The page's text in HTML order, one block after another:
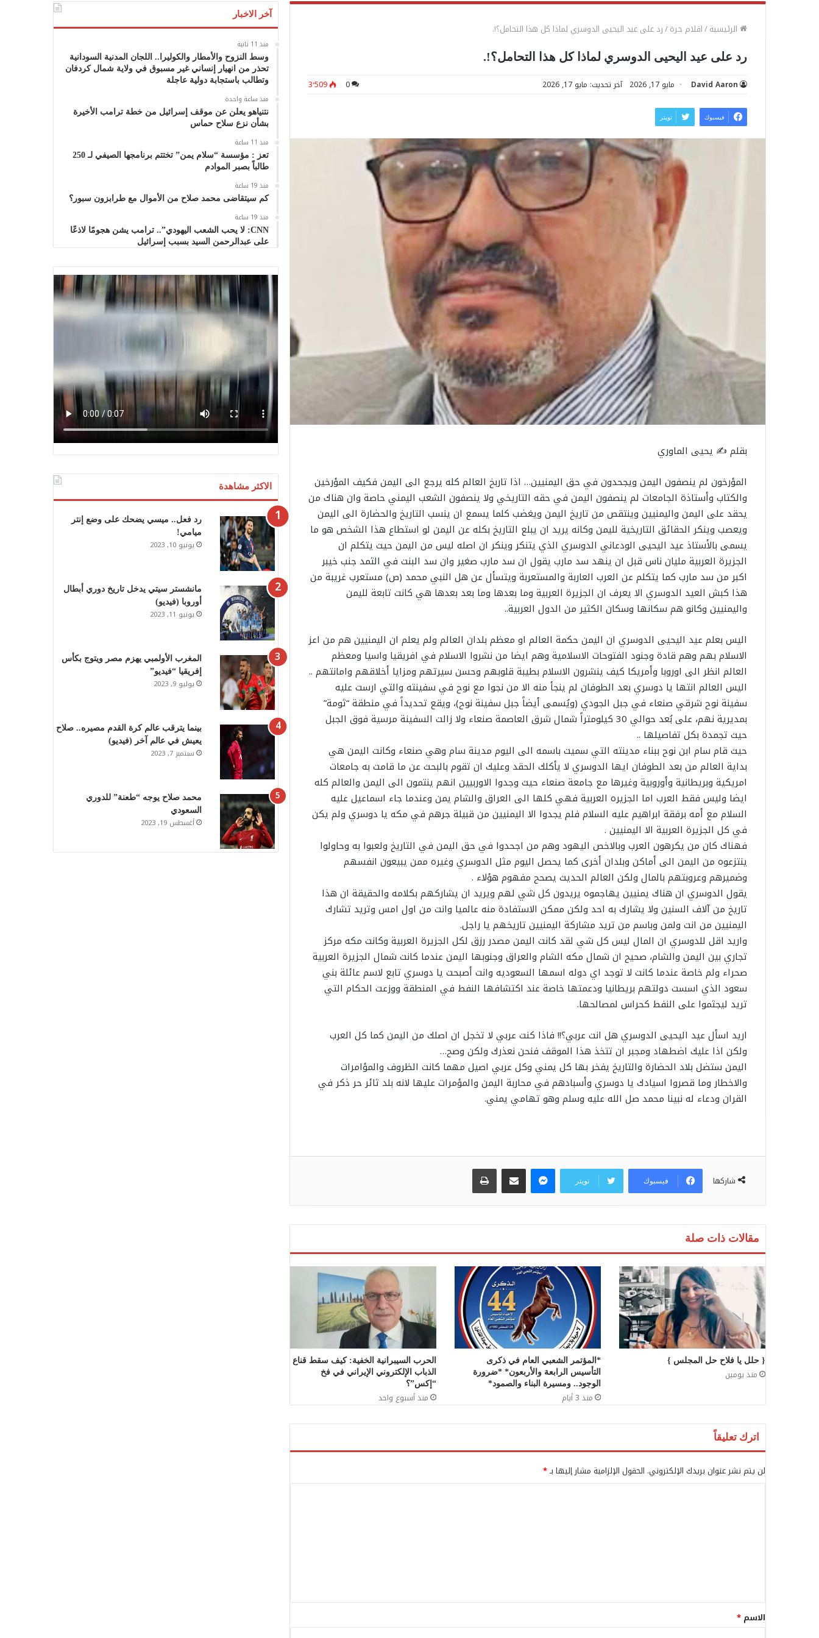
الرئيسية/اقلام حرة/رد على عيد اليحيى الدوسري لماذا كل هذا التحامل؟!.
رد على عيد اليحيى الدوسري لماذا كل هذا التحامل؟!.
David Aaron مايو 17, 2026 آخر تحديث: مايو 17, 2026 0 3٬509
فيسبوك تويتر
بقلم ✍️ يحيى الماوري
المؤرخون لم ينصفون اليمن ويجحدون في حق اليمنيين… اذا تاربخ العالم كله يرجع الى اليمن فكيف المؤرخين
والكتاب وأستاذة الجامعات لم ينصفون اليمن في حقه التاريخي ولا ينصفون الشعب اليمني حاصة وان هناك من
يحقد على اليمن واليمنيين وينتقص من تاريخ اليمن ويغضب كلما يسمع ان ينسب التاريخ والحضارة الى اليمن
ويعصب وينكر الحقائق التاريخية لليمن وكانه يريد ان يبلع التاريخ بكله عن اليمن لو استطاع هذا الشخص هو ما
يسمى بالأستاذ عيد اليحيى الودعاني الدوسري الذي يتنكر وينكر ان اصله ليس من اليمن حيث يتكلم ان
الجزيرة العربية مليان ناس قبل ان ينهد سد مارب يقول ان سد مارب صغير وان سد البنت في الثمد جنب خيبر
اكبر من سد مارب كما يتكلم عن العرب العاربة والمستعربة ويتسأل عن هل النبي محمد (ص) مستعرب غريبة من
هذا كبش العيد الدوسري الا يعرف ان الجزيرة العربية وما بعدها وما بعد بعدها هي كانت تابعة لليمن
واليمنيين وكانو هم سكانها وسكان الكثير من الدول العربية..
اليس بعلم عيد اليحيى الدوسري ان اليمن حكمة العالم او معظم بلدان العالم ولم يعلم ان اليمنيين هم من اعز
الاسلام بهم وهم قادة وجنود الفتوحات الاسلامية وهم ايضا من نشروا الاسلام في افريقيا واسيا ومعظم
العالم انظر الى اوروبا وأمريكا كيف ينشرون الاسلام بطيبة قلوبهم وحسن سيرتهم ومزايا أخلاقهم وامانتهم ..
اليس العالم انتها يا دوسري بعد الطوفان لم ينجأ منه الا من نجوا مع نوح في سفينته والتي ارست عليه
سفينة نوح شرقي صنعاء في جبل الجودي (ويُسمى أيضاً جبل سفينة نوح)، ويقع تحديداً في منطقة “ثومة”
بمديرية نهم، على بُعد حوالي 30 كيلومتراً شمال شرق العاصمة صنعاء ولا زالت السفينة مرسية فوق الجبل
حيث تجمدة بكل تفاصيلها ..
حيث قام سام ابن نوح ببناء مدينته التي سميت باسمه الى اليوم مدينة سام وهي صنعاء وكانت اليمن هي
بداية العالم من بعد الطوفان ايها الدوسري لا يأكلك الحقد وعليك ان تقوم بالبحث عن ما قامت به جامعات
امريكية وبريطانية وأوروبية وغيرها مع جامعة صنعاء حيث وجدوا الاوربيين انهم ينتمون الى اليمن والعالم كله
ايضا وليس فقط العرب اما الجزيره العربية فهي كلها الى العراق والشام يمن وعندما جاء اسماعيل عليه
السلام مع أمه برفقة ابراهيم عليه السلام فلم يجدوا الا اليمنيين من قبيلة جرهم في مكه يا دوسري ولم يكن
في كل الجزيرة العربية الا اليمنيين .
فهناك كان من يكرهون العرب وبالاخص اليهود وهم من اجحدوا في حق اليمن في التاريخ ولعبوا به وحاولوا
ينتزعوه من اليمن الى أماكن وبلدان أخرى كما يحصل اليوم مثل الدوسري وغيره ممن يبيعون انفسهم
وضميرهم وعروبتهم بالمال ولكن العالم الحديث يصحح مفهوم هؤلاء .
يقول الدوسري ان هناك يمنيين يهاجموه يريدون كل شي لهم ويريد ان يشاركهم بكلامه والحقيقة ان هذا
تاريخ من آلاف السنين ولا يشارك به احد ولكن ممكن الاستفادة منه عالميا وانت من اول امس وتريد تشارك
اليمنيين من انت ولمن وباسم من تريد مشاركة اليمنيين تاريخهم يا راجل.
واريد اقل للدوسري ان المال ليس كل شي لقد كانت اليمن مصدر رزق لكل الجزيرة العربية وكانت مكه مركز
تجاري بين اليمن والشام، صحيح ان شمال مكه الشام والعراق وجنوبها اليمن عندما كانت شمال الجزيرة العربية
صحراء ولم خاصة عندما كانت لا توجد اي دوله اسمها السعوديه وانت أصبحت يا دوسري تابع لاسم عائلة بني
سعود الذي اسست دولتهم بريطانيا ودعمتها خاصة عند اكتشافها النفط في المنطقة ووزعت الحكام التي
تريد ليجثموا على النفط كحراس لمصالحها.
اريد اسأل عيد اليحيى الدوسري هل انت عربي؟!! فاذا كنت عربي لا تخجل ان اصلك من اليمن كما كل العرب
ولكن اذا عليك اضطهاد ومجبر ان تتخذ هذا الموقف فنحن نعذرك ولكن وصح…
اليمن ستضل بلاد الحضارة والتاريخ يفخر بها كل يمني وكل عربي اصيل مهما كانت الظروف والمؤامرات
والاخطار وما قصروا اسيادك يا دوسري وأسبادهم في محاربة اليمن والمؤمرات عليها لانه بلد ثائر حر ذكر في
القران ودعاء له نبينا محمد صل الله عليه وسلم وهو تهامي يمني.
شاركها فيسبوك تويتر
مقالات ذات صلة
{ حلل يا فلاح حل المجلس }
منذ يومين
*المؤتمر الشعبي العام في ذكرى
التأسيس الرابعة والأربعون* *ضرورة
الوجود.. ومسيرة البناء والصمود*
منذ 3 أيام
الحرب السيبرانية الخفية: كيف سقط قناع
الذباب الإلكتروني الإيراني في فخ
“إكس”؟
منذ أسبوع واحد
اترك تعليقاً
لن يتم نشر عنوان بريدك الإلكتروني. الحقول الإلزامية مشار إليها بـ*
ق
*
الاسم *
آخر الاخبار
منذ 11 ثانية
وسط النزوح والأمطار والكوليرا.. اللجان المدنية السودانية
تحذر من انهيار إنساني غير مسبوق في ولاية شمال كردفان
وتطالب باستجابة دولية عاجلة
منذ ساعة واحدة
نتنياهو يعلن عن موقف إسرائيل من خطة ترامب الأخيرة
بشأن نزع سلاح حماس
منذ 11 ساعة
تعز : مؤسسة “سلام يمن” تختتم برنامجها الصيفي لـ 250
طالباً بصبر الموادم
منذ 19 ساعة
كم سيتقاضى محمد صلاح من الأموال مع طرابزون سبور؟
منذ 19 ساعة
CNN: لا يحب الشعب اليهودي”.. ترامب يشن هجومًا لاذعًا
على عبدالرحمن السيد بسبب إسرائيل
الاكثر مشاهدة
رد فعل.. ميسي يضحك على وضع إنتر
ميامي!
يونيو 10, 2023
مانشستر سيتي يدخل تاريخ دوري أبطال
أوروبا (فيديو)
يونيو 11, 2023
المغرب الأولمبي يهزم مصر ويتوج بكأس
إفريقيا “فيديو”
يوليو 9, 2023
بينما يترقب عالم كرة القدم مصيره.. صلاح
يعيش في عالم آخر (فيديو)
سبتمبر 7, 2023
محمد صلاح يوجه “طعنة” للدوري
السعودي
أغسطس 19, 2023